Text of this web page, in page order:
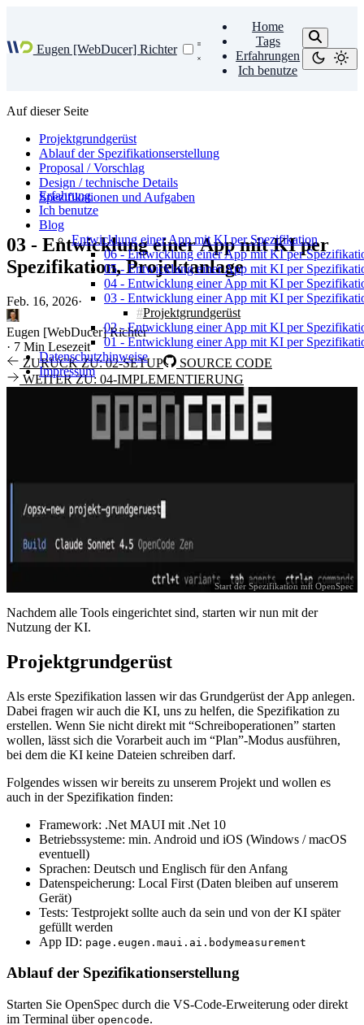
Eugen [WebDucer] Richter
Home
Tags
Erfahrungen
Ich benutze
Erfahrung
Ich benutze
Blog
Entwicklung einer App mit KI per Spezifikation
06 - Entwicklung einer App mit KI per
05 - Entwicklung einer App mit KI per
04 - Entwicklung einer App mit KI per
03 - Entwicklung einer App mit KI per
Projektgrundgerüst
02 - Entwicklung einer App mit KI per
01 - Entwicklung einer App mit KI per
Datenschutzhinweise
Impressum
Auf dieser Seite
Projektgrundgerüst
Ablauf der Spezifikationserstellung
Proposal / Vorschlag
Design / technische Details
Spezifikationen und Aufgaben
03 - Entwicklung einer App mit KI per
Spezifikation, Projektanlage
Feb. 16, 2026·
Eugen [WebDucer] Richter
· 7 Min Lesezeit
ZURÜCK ZU: 02-SETUP
SOURCE CODE
WEITER ZU: 04-IMPLEMENTIERUNG
Start der Spezifikation mit OpenSpec
Nachdem alle Tools eingerichtet sind, starten wir nun mit der
Nutzung der KI.
Projektgrundgerüst
Als erste Spezifikation lassen wir das Grundgerüst der App anlegen.
Dabei fragen wir auch die KI, uns zu helfen, die Spezifikation zu
erstellen. Wenn Sie nicht direkt mit “Schreiboperationen” starten
wollen, lässt sich die Vorarbeit auch im “Plan”-Modus ausführen,
bei dem die KI keine Dateien schreiben darf.
Folgendes wissen wir bereits zu unserem Projekt und wollen es
auch in der Spezifikation finden:
Framework: .Net MAUI mit .Net 10
Betriebssysteme: min. Android und iOS (Windows / macOS
eventuell)
Sprachen: Deutsch und Englisch für den Anfang
Datenspeicherung: Local First (Daten bleiben auf unserem
Gerät)
Tests: Testprojekt sollte auch da sein und von der KI später
gefüllt werden
App ID: page.eugen.maui.ai.bodymeasurement
Ablauf der Spezifikationserstellung
Starten Sie OpenSpec durch die VS-Code-Erweiterung oder direkt
im Terminal über opencode.